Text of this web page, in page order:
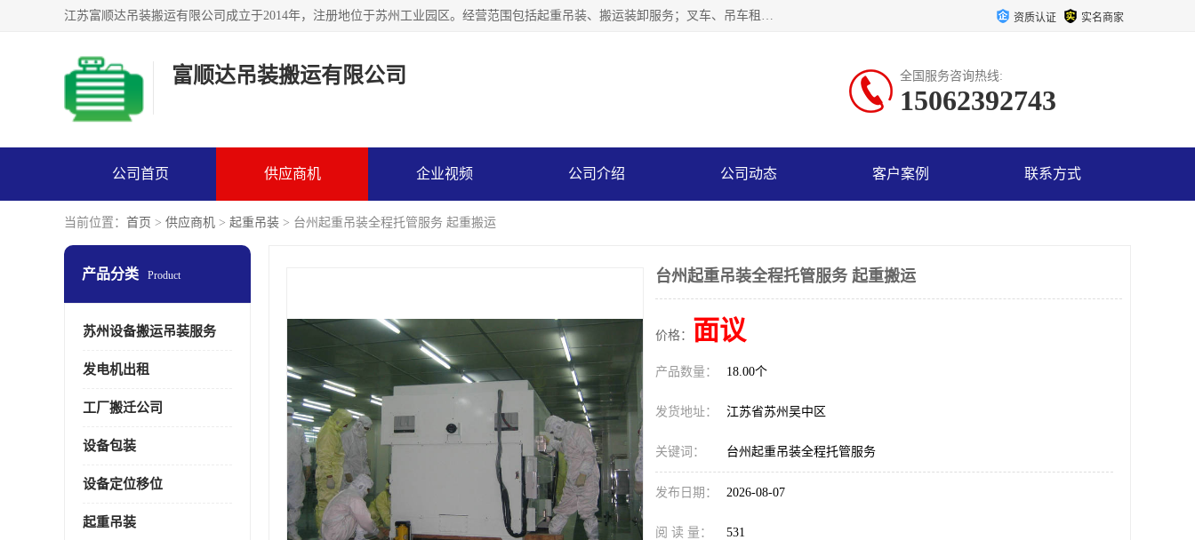
江苏富顺达吊装搬运有限公司成立于2014年，注册地位于苏州工业园区。经营范围包括起重吊装、搬运装卸服务；叉车、吊车租赁；水电安装；机电工程施工及维护；机电设备安装；家政服务、保洁服务。苏州搬运公司，苏州叉车出租，苏州吊车出租，苏州工厂设备搬运，专业设备吊装服务。 资质认证 实名商家
富顺达吊装搬运有限公司 全国服务咨询热线:
15062392743
公司首页 供应商机 企业视频 公司介绍 公司动态 客户案例 联系方式
当前位置： 首页 > 供应商机 > 起重吊装 > 台州起重吊装全程托管服务 起重搬运
产品分类 Product
苏州设备搬运吊装服务
发电机出租
工厂搬迁公司
设备包装
设备定位移位
起重吊装
台州起重吊装全程托管服务 起重搬运
价格： 面议
产品数量： 18.00个
发货地址： 江苏省苏州吴中区
关键词： 台州起重吊装全程托管服务
发布日期： 2026-08-07
阅 读 量： 531